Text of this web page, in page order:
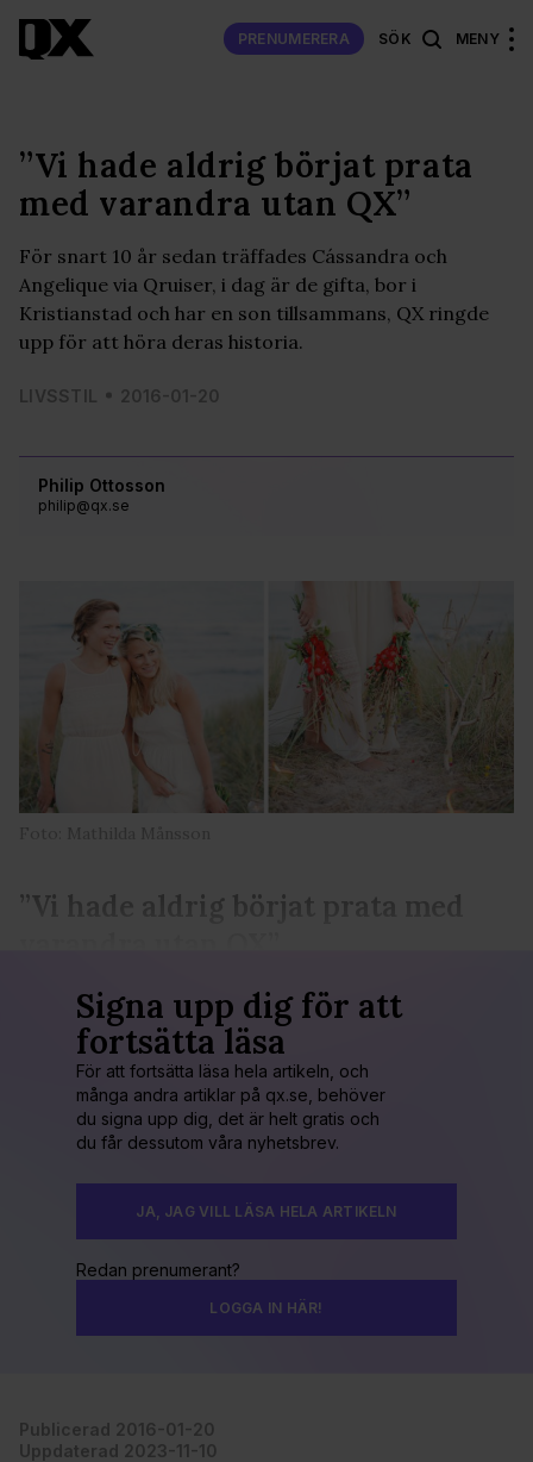
PRENUMERERA SÖK MENY
Philip Ottosson
philip@qx.se
”Vi hade aldrig börjat prata
med varandra utan QX”
För snart 10 år sedan träffades Cássandra och
Angelique via Qruiser, i dag är de gifta, bor i
Kristianstad och har en son tillsammans, QX ringde
upp för att höra deras historia.
LIVSSTIL 2016-01-20
”Vi hade aldrig börjat prata med
Signa upp dig för att
fortsätta läsa
För att fortsätta läsa hela artikeln, och
många andra artiklar på qx.se, behöver
du signa upp dig, det är helt gratis och
du får dessutom våra nyhetsbrev.
JA, JAG VILL LÄSA HELA ARTIKELN
Redan prenumerant?
LOGGA IN HÄR!
Publicerad 2016-01-20
Uppdaterad 2023-11-10